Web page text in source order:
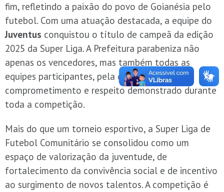
fim, refletindo a paixão do povo de Goianésia pelo
futebol. Com uma atuação destacada, a equipe do
Juventus conquistou o título de campeã da edição
2025 da Super Liga. A Prefeitura parabeniza não
apenas os vencedores, mas também todas as
equipes participantes, pela garra,
comprometimento e respeito demonstrado durante
toda a competição.
Mais do que um torneio esportivo, a Super Liga de
Futebol Comunitário se consolidou como um
espaço de valorização da juventude, de
fortalecimento da convivência social e de incentivo
ao surgimento de novos talentos. A competição é